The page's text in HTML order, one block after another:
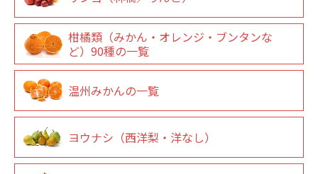
柑橘類（みかん・オレンジ・ブンタンな
ど）90種の一覧
温州みかんの一覧
ヨウナシ（西洋梨・洋なし）